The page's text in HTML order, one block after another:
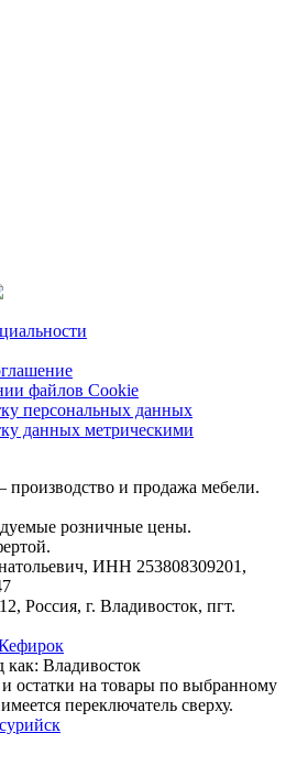
файлов Cookie
персональных данных
данных метрическими
и продажа мебели.
розничные цены.
ИНН 253808309201,
Россия, г. Владивосток, пгт.
как: Владивосток
остатки на товары по выбранному
переключатель сверху.